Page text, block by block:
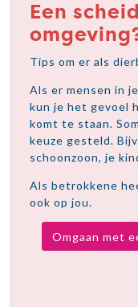
Een
Tips om er als
Als er mensen in
kun je het gevoel
komt te staan.
keuze gesteld.
schoonzoon, je
Als betrokkene
ook op jou.
Omgaan met